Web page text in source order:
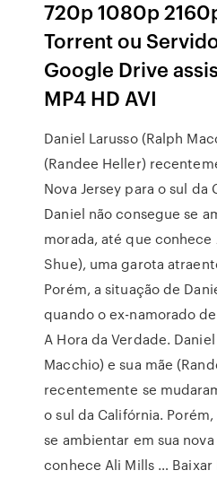
720p 1080p
Torrent ou
Google Drive
MP4 HD AVI
Daniel Larusso (Ralph
(Randee Heller)
Nova Jersey para o sul da
Daniel não consegue se
morada, até que conhece
Shue), uma garota
Porém, a situação de
quando o ex-namorado
A Hora da Verdade.
Macchio) e sua mãe
recentemente se
o sul da Califórnia.
se ambientar em sua
conhece Ali Mills … Baixar